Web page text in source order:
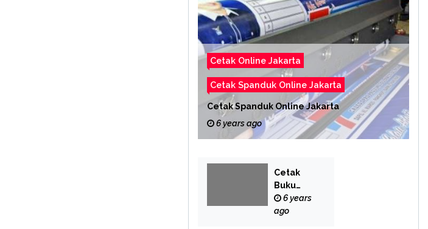
Cetak Online Jakarta
Cetak Spanduk Online Jakarta
Cetak Spanduk Online Jakarta
6 years ago
Cetak
Buku
Yasin
Online
6 years
ago